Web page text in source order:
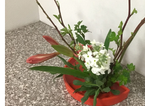
サイトポリシー
卒業生の方へ